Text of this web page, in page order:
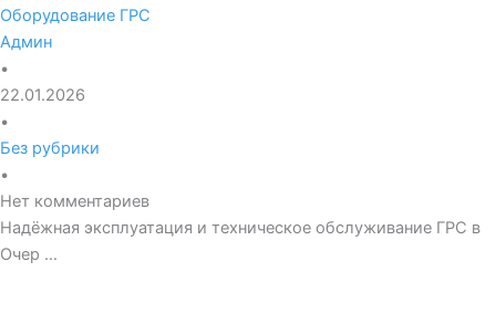
Оборудование ГРС
Админ
•
22.01.2026
•
Без рубрики
•
Нет комментариев
Надёжная эксплуатация и техническое обслуживание ГРС в
Очер …